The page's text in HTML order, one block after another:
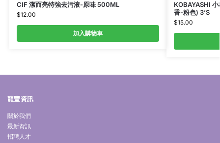
CIF 潔而亮特強去污液-原味 500ML
$12.00
加入購物車
KOBAYASHI
香-粉色) 3’S
$15.00
龍豐資訊
關於我們
最新資訊
招聘人才